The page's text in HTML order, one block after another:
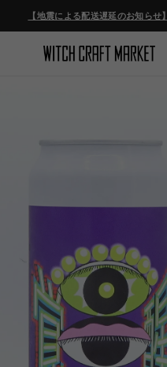
【地震による配送遅延のお知らせ】